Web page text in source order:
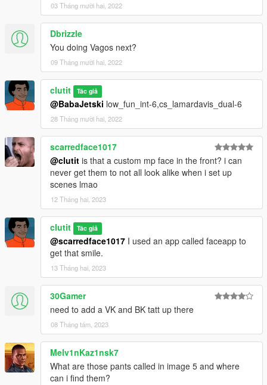
03 Tháng mười hai, 2022
Dbrizzle
You doing Vagos next?
09 Tháng mười hai, 2022
clutit Tác giả
@BabaJetski low_fun_int-6,cs_lamardavis_dual-6
28 Tháng mười hai, 2022
scarredface1017
@clutit is that a custom mp face in the front? i can
never get them to not all look alike when i set up
scenes lmao
12 Tháng hai, 2023
clutit Tác giả
@scarredface1017 I used an app called faceapp to
get that smile.
13 Tháng hai, 2023
30Gamer
need to add a VK and BK tatt up there
08 Tháng tám, 2023
Melv1nKaz1nsk7
What are those pants called in image 5 and where
can i find them?